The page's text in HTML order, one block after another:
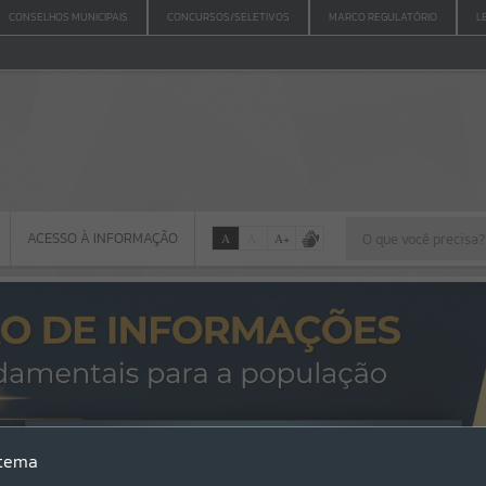
CONSELHOS MUNICIPAIS CONCURSOS/SELETIVOS MARCO REGULATÓRIO
Por favor, aguarde...
ACESSO À INFORMAÇÃO A A+
Erro